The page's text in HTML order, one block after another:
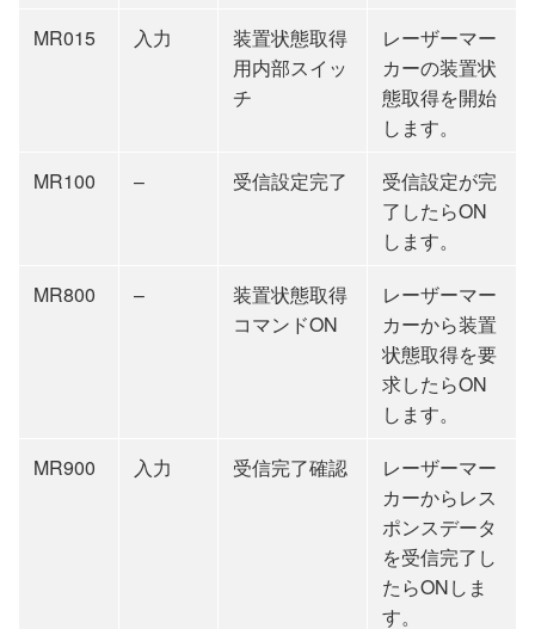
MR015
入力
装置状態取得
用内部スイッ
チ
レーザーマー
カーの装置状
態取得を開始
します。
MR100
– 受信設定完了
受信設定が完
了したらON
します。
MR800
–
装置状態取得
コマンドON
レーザーマー
カーから装置
状態取得を要
求したらON
します。
MR900
入力 受信完了確認
レーザーマー
カーからレス
ポンスデータ
を受信完了し
たらONしま
す。